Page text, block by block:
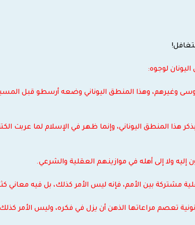
لوجوه:
وغيرهم، وهذا المنطق اليوناني وضعه أرسطو قبل
هذا المنطق اليوناني، وإنما ظهر في الإسلام لما عربت
إليه ولا إلى أهله في موازينهم العقلية والشرعي.
مشتركة بين الأمم، فإنه ليس الأمر كذلك، بل فيه معاني
تعصم مراعاتها الذهن أن يزل في فكره، وليس الأمر